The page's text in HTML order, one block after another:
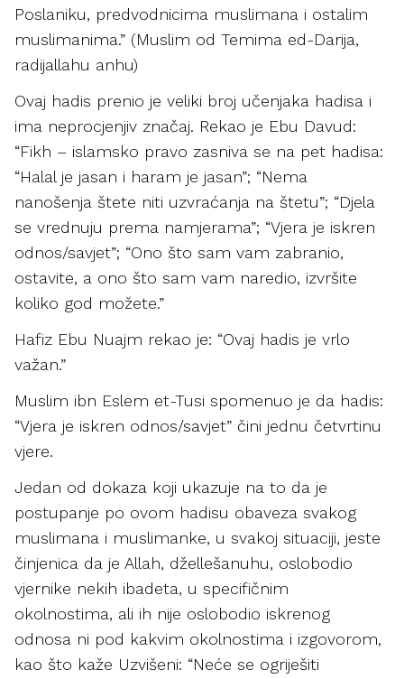
Poslaniku, predvodnicima muslimana i ostalim
muslimanima.” (Muslim od Temima ed-Darija,
radijallahu anhu)
Ovaj hadis prenio je veliki broj učenjaka hadisa i
ima neprocjenjiv značaj. Rekao je Ebu Davud:
“Fikh – islamsko pravo zasniva se na pet hadisa:
“Halal je jasan i haram je jasan”; “Nema
nanošenja štete niti uzvraćanja na štetu”; “Djela
se vrednuju prema namjerama”; “Vjera je iskren
odnos/savjet”; “Ono što sam vam zabranio,
ostavite, a ono što sam vam naredio, izvršite
koliko god možete.”
Hafiz Ebu Nuajm rekao je: “Ovaj hadis je vrlo
važan.”
Muslim ibn Eslem et-Tusi spomenuo je da hadis:
“Vjera je iskren odnos/savjet” čini jednu četvrtinu
vjere.
Jedan od dokaza koji ukazuje na to da je
postupanje po ovom hadisu obaveza svakog
muslimana i muslimanke, u svakoj situaciji, jeste
činjenica da je Allah, džellešanuhu, oslobodio
vjernike nekih ibadeta, u specifičnim
okolnostima, ali ih nije oslobodio iskrenog
odnosa ni pod kakvim okolnostima i izgovorom,
kao što kaže Uzvišeni: “Neće se ogriješiti